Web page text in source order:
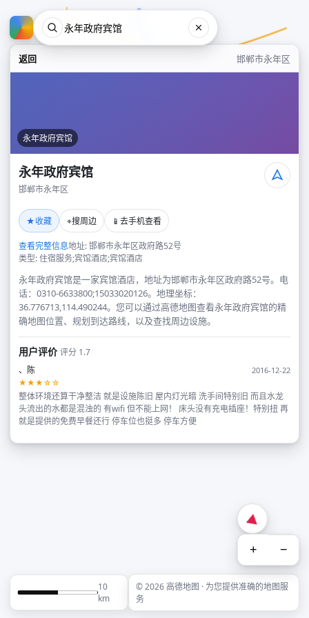
返回 邯郸市永年区
永年政府宾馆
永年政府宾馆
邯郸市永年区
★收藏 ⌖搜周边 📱 去手机查看
查看完整信息地址: 邯郸市永年区政府路52号
类型: 住宿服务;宾馆酒店;宾馆酒店
永年政府宾馆是一家宾馆酒店，地址为邯郸市永年区政府路52号。电
话：0310-6633800;15033020126。地理坐标：
36.776713,114.490244。您可以通过高德地图查看永年政府宾馆的精
确地图位置、规划到达路线，以及查找周边设施。
用户评价评分 1.7
、陈
2016-12-22
★★★☆☆
整体环境还算干净整洁 就是设施陈旧 屋内灯光暗 洗手间特别旧 而且水龙
头流出的水都是混浊的 有wifi 但不能上网！ 床头没有充电插座！特别扭 再
就是提供的免费早餐还行 停车位也挺多 停车方便
+ −
10
km
© 2026 高德地图 · 为您提供准确的地图服
务